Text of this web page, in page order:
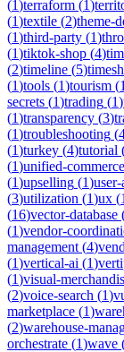
(1)terraform (1)
(1)textile (2)theme-
(1)third-party (1)
(1)tiktok-shop (4)
(2)timeline (5)
(1)tools (1)tourism (1
secrets (1)trading (1)
(1)transparency (3)
(1)troubleshooting (
(1)turkey (4)tutorial
(1)unified-commerce
(1)upselling (1)
(3)utilization (1)ux (1
(16)vector-database
(1)vendor-
management (4)
(1)vertical-ai (1)
(1)visual-
(2)voice-search (1)
marketplace (1)
(2)warehouse-
orchestrate (1)wave